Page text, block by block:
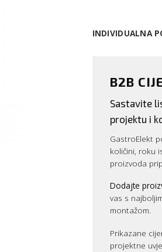
INDIVIDUALNA
B2B
Sastavite
projektu i
GastroElekt
količini, roku
proizvoda
Dodajte
vas s
montažom.
Prikazane
projektne